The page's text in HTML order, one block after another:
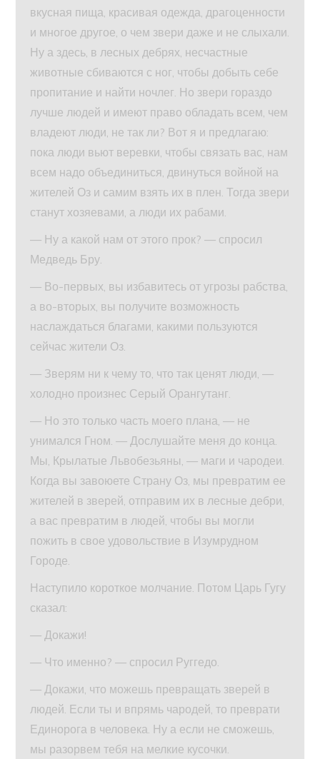
вкусная пища, красивая одежда, драгоценности
и многое другое, о чем звери даже и не слыхали.
Ну а здесь, в лесных дебрях, несчастные
животные сбиваются с ног, чтобы добыть себе
пропитание и найти ночлег. Но звери гораздо
лучше людей и имеют право обладать всем, чем
владеют люди, не так ли? Вот я и предлагаю:
пока люди вьют веревки, чтобы связать вас, нам
всем надо объединиться, двинуться войной на
жителей Оз и самим взять их в плен. Тогда звери
станут хозяевами, а люди их рабами.
— Ну а какой нам от этого прок? — спросил
Медведь Бру.
— Во-первых, вы избавитесь от угрозы рабства,
а во-вторых, вы получите возможность
наслаждаться благами, какими пользуются
сейчас жители Оз.
— Зверям ни к чему то, что так ценят люди, —
холодно произнес Серый Орангутанг.
— Но это только часть моего плана, — не
унимался Гном. — Дослушайте меня до конца.
Мы, Крылатые Львобезьяны, — маги и чародеи.
Когда вы завоюете Страну Оз, мы превратим ее
жителей в зверей, отправим их в лесные дебри,
а вас превратим в людей, чтобы вы могли
пожить в свое удовольствие в Изумрудном
Городе.
Наступило короткое молчание. Потом Царь Гугу
сказал:
— Докажи!
— Что именно? — спросил Руггедо.
— Докажи, что можешь превращать зверей в
людей. Если ты и впрямь чародей, то преврати
Единорога в человека. Ну а если не сможешь,
мы разорвем тебя на мелкие кусочки.